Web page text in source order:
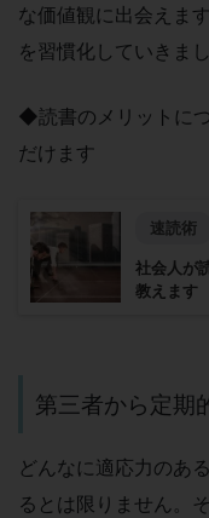
な価値観に出会えま
を習慣化していきまし
◆読書のメリットに
だけます
速読術
社会人が
教えます
第三者から定期
どんなに適応力のあ
るとは限りません。